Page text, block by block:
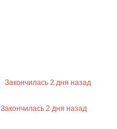
Закончилась 2 дня назад
Закончилась 2 дня назад